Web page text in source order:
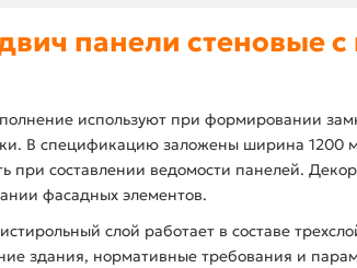
панели стеновые
используют при формировании
В спецификацию заложены ширина 1200
при составлении ведомости панелей.
фасадных элементов.
слой работает в составе
здания, нормативные требования и